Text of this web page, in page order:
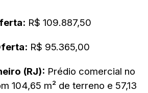
R$ 109.887,50
R$ 95.365,00
(RJ): Prédio comercial no
104,65 m² de terreno e 57,13